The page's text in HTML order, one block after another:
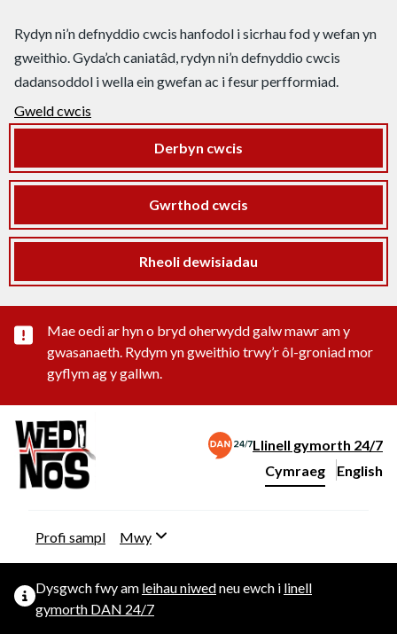
Rydyn ni’n defnyddio cwcis hanfodol i sicrhau fod y wefan yn
gweithio. Gyda’ch caniatâd, rydyn ni’n defnyddio cwcis
dadansoddol i wella ein gwefan ac i fesur perfformiad.
Gweld cwcis
Derbyn cwcis
Gwrthod cwcis
Rheoli dewisiadau
Rhybudd sylwedd pwysig
Mae oedi ar hyn o bryd oherwydd galw mawr am y
gwasanaeth. Rydym yn gweithio trwy’r ôl-groniad mor
gyflym ag y gallwn.
Llinell gymorth 24/7
Newid iaith y wefan
Cymraeg English
–
Profi sampl Mwy
Dysgwch fwy am leihau niwedneu ewch i linell
gymorth DAN 24/7